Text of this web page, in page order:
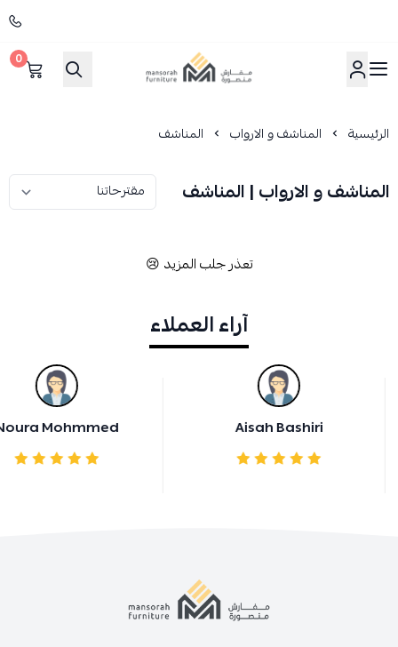
مفارش منصورة
0
الرئيسية المناشف و الارواب المناشف
المناشف و الارواب | المناشف
تعذر جلب المزيد 😢
آراء العملاء
Aisah Bashiri
Mohmmed